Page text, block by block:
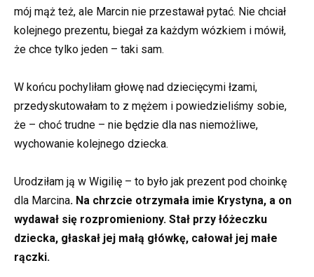
mój mąż też, ale Marcin nie przestawał pytać. Nie chciał
kolejnego prezentu, biegał za każdym wózkiem i mówił,
że chce tylko jeden – taki sam.
W końcu pochyliłam głowę nad dziecięcymi łzami,
przedyskutowałam to z mężem i powiedzieliśmy sobie,
że – choć trudne – nie będzie dla nas niemożliwe,
wychowanie kolejnego dziecka.
Urodziłam ją w Wigilię – to było jak prezent pod choinkę
dla Marcina. Na chrzcie otrzymała imie Krystyna, a on
wydawał się rozpromieniony. Stał przy łóżeczku
dziecka, głaskał jej małą główkę, całował jej małe
rączki.